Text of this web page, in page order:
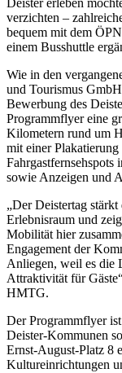
Deister erleben
verzichten –
bequem mit dem
einem Busshuttle
Wie in den
und Tourismus
Bewerbung des
Programmflyer eine
Kilometern rund um
mit einer
Fahrgastfernsehspots
sowie Anzeigen und
„Der Deistertag
Erlebnisraum und
Mobilität hier
Engagement der
Anliegen, weil es die
Attraktivität für
HMTG.
Der Programmflyer
Deister-Kommunen
Ernst-August-Platz 8
Kultureinrichtungen